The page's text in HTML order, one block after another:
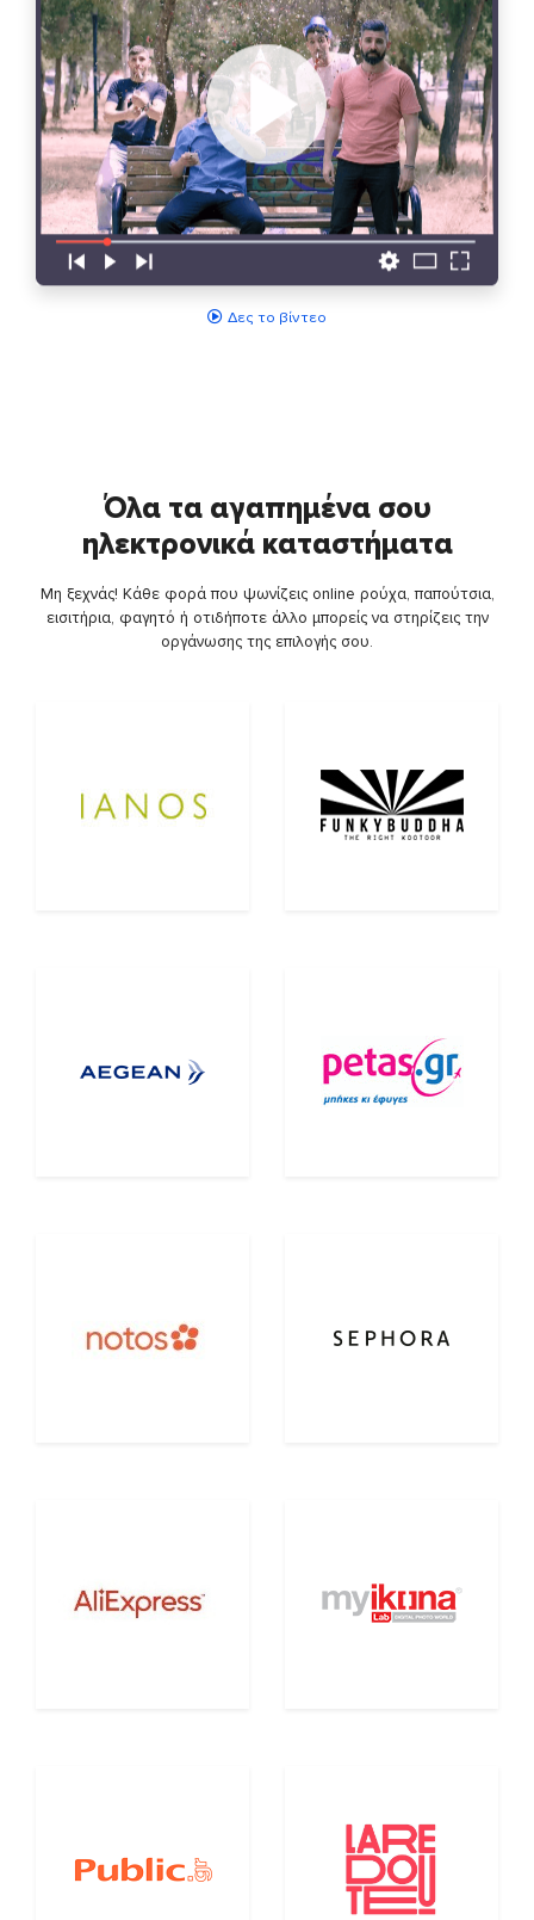
Δες το βίντεο
Όλα τα αγαπημένα σου
ηλεκτρονικά καταστήματα
Μη ξεχνάς! Κάθε φορά που ψωνίζεις online ρούχα, παπούτσια,
εισιτήρια, φαγητό ή οτιδήποτε άλλο μπορείς να στηρίζεις την
οργάνωσης της επιλογής σου.